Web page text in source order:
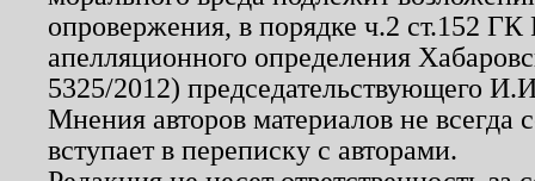
опровержения, в порядке ч.2 ст.152
апелляционного определения
5325/2012) председательствующего
Мнения авторов материалов не
вступает в переписку с авторами.